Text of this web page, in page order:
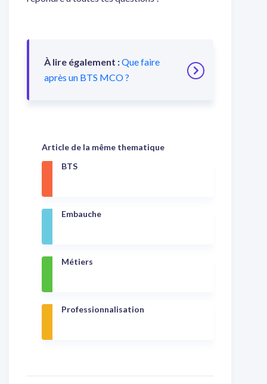
À lire également :Que faire
après un BTS MCO ?
Article de la même thematique
BTS
Embauche
Métiers
Professionnalisation